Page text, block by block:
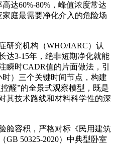
达60%-80%，峰值浓度常达
家庭最需要净化介入的危险场
研究机构（WHO/IARC）认
达3-15年，绝非短期净化就能
瞬时CADR值的片面做法，引
时）三个关键时间节点，构建
醛”的全景式观察模型，既是
其技术路线和材料科学性的深
舱容积，严格对标《民用建筑
GB 50325-2020）中典型卧室